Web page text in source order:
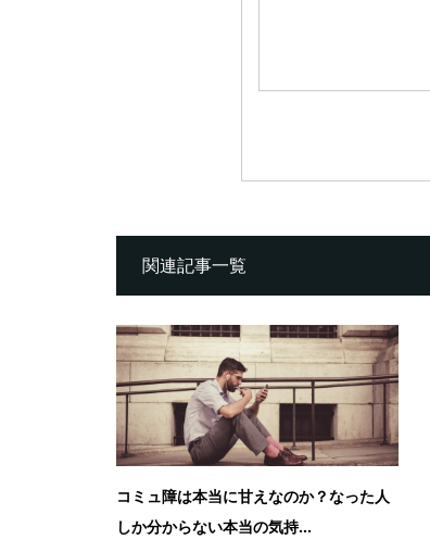
関連記事一覧
コミュ障は本当に甘えなのか？なった人
しか分からない本当の気持...